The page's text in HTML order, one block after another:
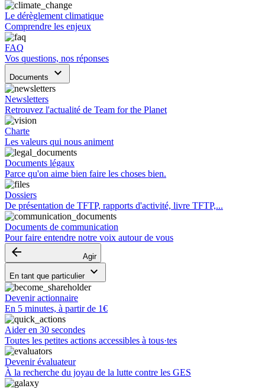
Le dérèglement climatique
Comprendre les enjeux
FAQ
Vos questions, nos réponses
Documents keyboard_arrow_down
Newsletters
Retrouvez l'actualité de Team for the Planet
Charte
Les valeurs qui nous animent
Documents légaux
Parce qu'on aime bien faire les choses bien.
Dossiers
De présentation de TFTP, rapports d'activité, livre TFTP,...
Documents de communication
Pour faire entendre notre voix autour de vous
arrow_backward Agir
En tant que particulier keyboard_arrow_down
Devenir actionnaire
En 5 minutes, à partir de 1€
Aider en 30 secondes
Toutes les petites actions accessibles à tous·tes
Devenir évaluateur
À la recherche du joyau de la lutte contre les GES